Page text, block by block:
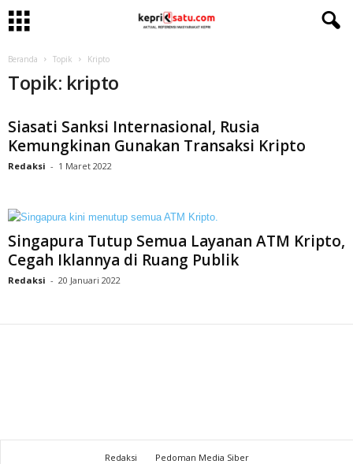
Beranda Topik Kripto
Topik: kripto
Siasati Sanksi Internasional, Rusia
Kemungkinan Gunakan Transaksi Kripto
Redaksi - 1 Maret 2022
Singapura Tutup Semua Layanan ATM Kripto,
Cegah Iklannya di Ruang Publik
Redaksi - 20 Januari 2022
Redaksi
Pedoman Media Siber